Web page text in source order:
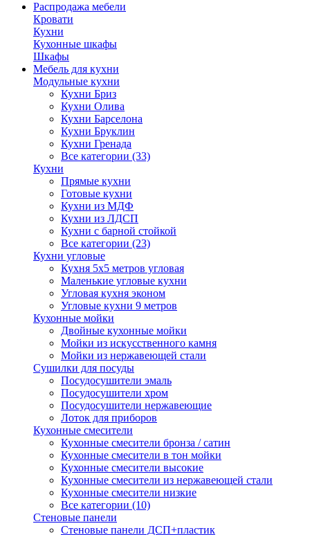
Распродажа мебели
Кровати
Кухни
Кухонные шкафы
Шкафы
Мебель для кухни
Модульные кухни
Кухни Бриз
Кухни Олива
Кухни Барселона
Кухни Бруклин
Кухни Гренада
Все категории (33)
Кухни
Прямые кухни
Готовые кухни
Кухни из МДФ
Кухни из ЛДСП
Кухни с барной стойкой
Все категории (23)
Кухни угловые
Кухня 5х5 метров угловая
Маленькие угловые кухни
Угловая кухня эконом
Угловые кухни 9 метров
Кухонные мойки
Двойные кухонные мойки
Мойки из искусственного камня
Мойки из нержавеющей стали
Сушилки для посуды
Посудосушители эмаль
Посудосушители хром
Посудосушители нержавеющие
Лоток для приборов
Кухонные смесители
Кухонные смесители бронза / сатин
Кухонные смесители в тон мойки
Кухонные смесители высокие
Кухонные смесители из нержавеющей стали
Кухонные смесители низкие
Все категории (10)
Стеновые панели
Стеновые панели ДСП+пластик